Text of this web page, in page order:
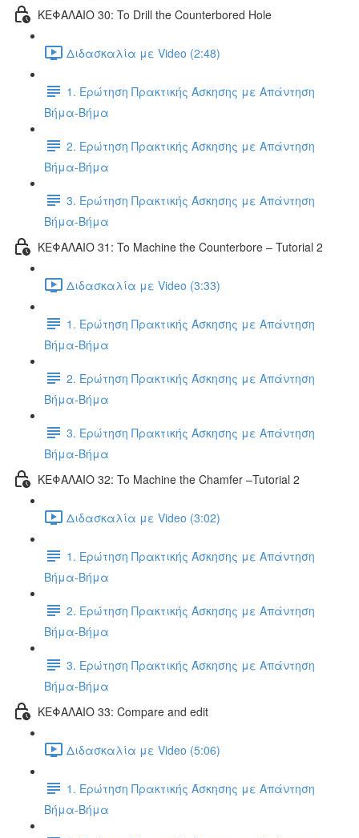
ΚΕΦΑΛΑΙΟ 30: To Drill the Counterbored Hole
Διδασκαλία με Video (2:48)
1. Ερώτηση Πρακτικής Άσκησης με Απάντηση
Βήμα-Βήμα
2. Ερώτηση Πρακτικής Άσκησης με Απάντηση
Βήμα-Βήμα
3. Ερώτηση Πρακτικής Άσκησης με Απάντηση
Βήμα-Βήμα
ΚΕΦΑΛΑΙΟ 31: To Machine the Counterbore – Tutorial 2
Διδασκαλία με Video (3:33)
1. Ερώτηση Πρακτικής Άσκησης με Απάντηση
Βήμα-Βήμα
2. Ερώτηση Πρακτικής Άσκησης με Απάντηση
Βήμα-Βήμα
3. Ερώτηση Πρακτικής Άσκησης με Απάντηση
Βήμα-Βήμα
ΚΕΦΑΛΑΙΟ 32: To Machine the Chamfer –Tutorial 2
Διδασκαλία με Video (3:02)
1. Ερώτηση Πρακτικής Άσκησης με Απάντηση
Βήμα-Βήμα
2. Ερώτηση Πρακτικής Άσκησης με Απάντηση
Βήμα-Βήμα
3. Ερώτηση Πρακτικής Άσκησης με Απάντηση
Βήμα-Βήμα
ΚΕΦΑΛΑΙΟ 33: Compare and edit
Διδασκαλία με Video (5:06)
1. Ερώτηση Πρακτικής Άσκησης με Απάντηση
Βήμα-Βήμα